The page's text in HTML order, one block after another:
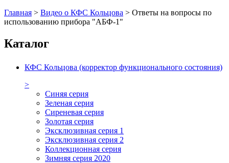
Главная > Видео о КФС Кольцова > Ответы на вопросы по
использованию прибора "АБФ-1"
Каталог
КФС Кольцова (корректор функционального состояния)
>
Синяя серия
Зеленая серия
Сиреневая серия
Золотая серия
Эксклюзивная серия 1
Эксклюзивная серия 2
Коллекционная серия
Зимняя серия 2020